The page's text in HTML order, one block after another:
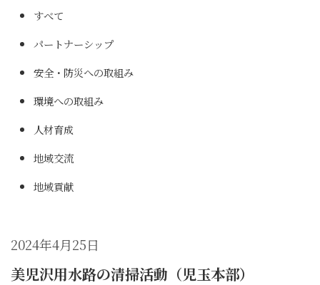
すべて
パートナーシップ
安全・防災への取組み
環境への取組み
人材育成
地域交流
地域貢献
2024年4月25日
美児沢用水路の清掃活動（児玉本部）